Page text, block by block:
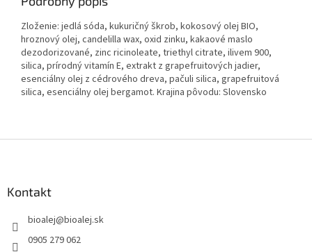
Zloženie: jedlá sóda, kukuričný škrob, kokosový olej BIO,
hroznový olej, candelilla wax, oxid zinku, kakaové maslo
dezodorizované, zinc ricinoleate, triethyl citrate, ilivem 900,
silica, prírodný vitamín E, extrakt z grapefruitových jadier,
esenciálny olej z cédrového dreva, pačuli silica, grapefruitová
silica, esenciálny olej bergamot. Krajina pôvodu: Slovensko
Kontakt
bioalej@bioalej.sk
0905 279 062